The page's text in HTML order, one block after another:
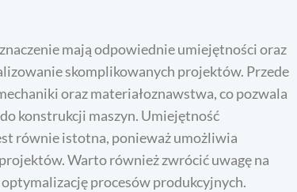
mają odpowiednie umiejętności oraz
skomplikowanych projektów. Przede
oraz materiałoznawstwa, co pozwala
konstrukcji maszyn. Umiejętność
równie istotna, ponieważ umożliwia
Warto również zwrócić uwagę na
procesów produkcyjnych.